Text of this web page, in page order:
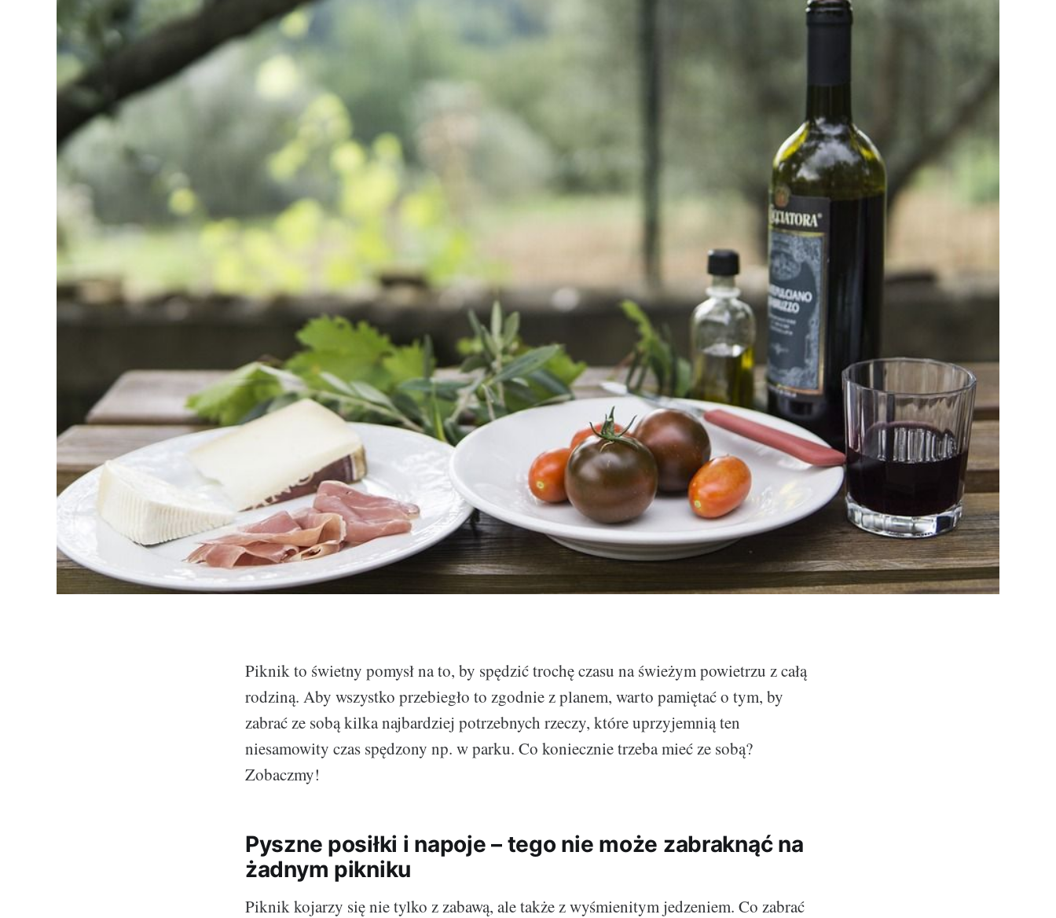
Piknik to świetny pomysł na to, by spędzić trochę czasu na świeżym powietrzu z całą
rodziną. Aby wszystko przebiegło to zgodnie z planem, warto pamiętać o tym, by
zabrać ze sobą kilka najbardziej potrzebnych rzeczy, które uprzyjemnią ten
niesamowity czas spędzony np. w parku. Co koniecznie trzeba mieć ze sobą?
Zobaczmy!
Pyszne posiłki i napoje – tego nie może zabraknąć na
żadnym pikniku
Piknik kojarzy się nie tylko z zabawą, ale także z wyśmienitym jedzeniem. Co zabrać